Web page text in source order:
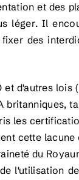
et des
léger. Il
des
d'autres lois
les
cette
du
l'utilisation